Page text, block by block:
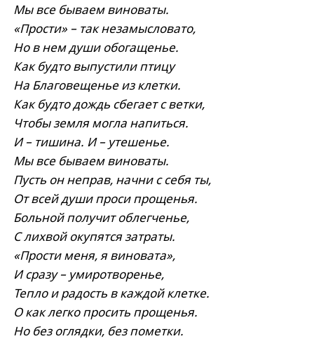
Мы все бываем виноваты.
«Прости» – так незамысловато,
Но в нем души обогащенье.
Как будто выпустили птицу
На Благовещенье из клетки.
Как будто дождь сбегает с ветки,
Чтобы земля могла напиться.
И – тишина. И – утешенье.
Мы все бываем виноваты.
Пусть он неправ, начни с себя ты,
От всей души проси прощенья.
Больной получит облегченье,
С лихвой окупятся затраты.
«Прости меня, я виновата»,
И сразу – умиротворенье,
Тепло и радость в каждой клетке.
О как легко просить прощенья.
Но без оглядки, без пометки.